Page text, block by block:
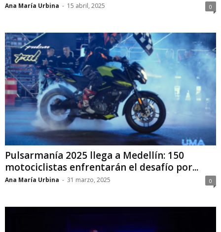
Ana María Urbina - 15 abril, 2025 0
Pulsarmanía 2025 llega a Medellín: 150
motociclistas enfrentarán el desafío por...
Ana María Urbina - 31 marzo, 2025 0